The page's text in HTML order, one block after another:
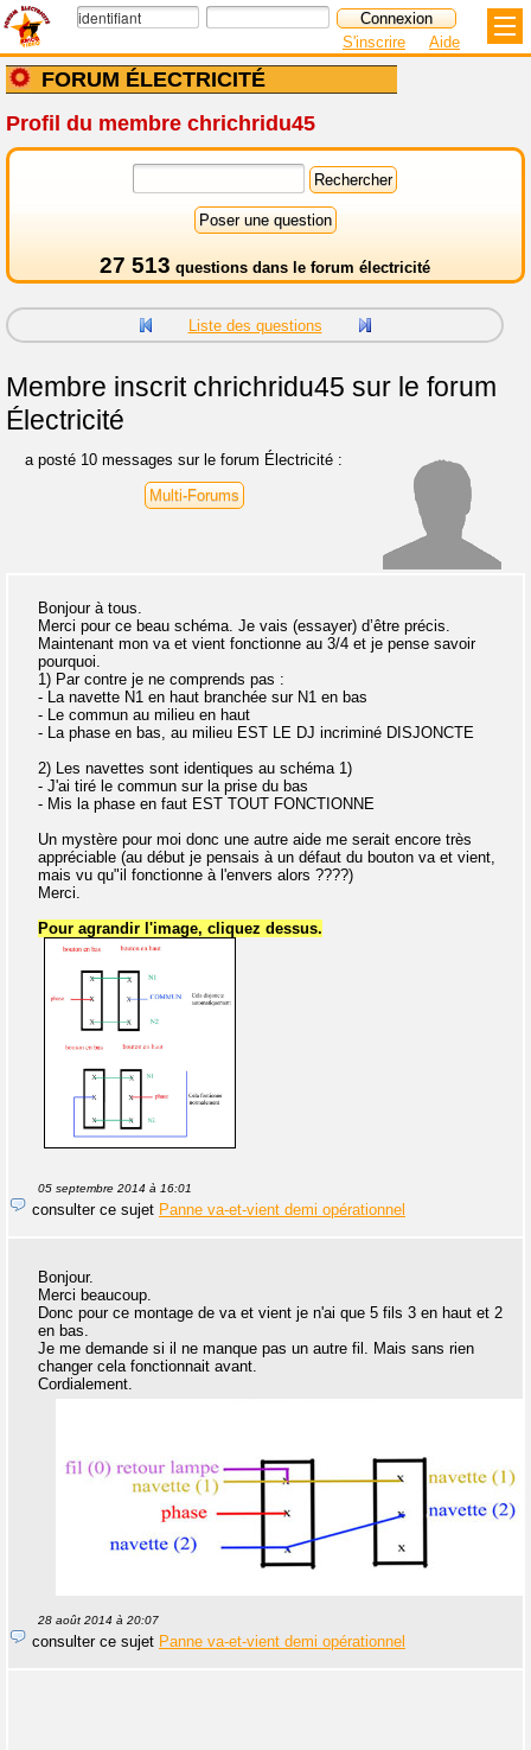
FORUM ÉLECTRICITÉ
S'inscrire Aide
Profil du membre chrichridu45
27 513 questions dans le forum électricité
Liste des questions
Membre inscritchrichridu45 sur le forum
Électricité
a posté 10 messages sur le forum Électricité :
Multi-Forums
Bonjour à tous.
Merci pour ce beau schéma. Je vais (essayer) d’être précis.
Maintenant mon va et vient fonctionne au 3/4 et je pense savoir
pourquoi.
1) Par contre je ne comprends pas :
- La navette N1 en haut branchée sur N1 en bas
- Le commun au milieu en haut
- La phase en bas, au milieu EST LE DJ incriminé DISJONCTE
2) Les navettes sont identiques au schéma 1)
- J'ai tiré le commun sur la prise du bas
- Mis la phase en faut EST TOUT FONCTIONNE
Un mystère pour moi donc une autre aide me serait encore très
appréciable (au début je pensais à un défaut du bouton va et vient,
mais vu qu"il fonctionne à l'envers alors ????)
Merci.
Pour agrandir l'image, cliquez dessus.
05 septembre 2014 à 16:01
consulter ce sujet Panne va-et-vient demi opérationnel
Bonjour.
Merci beaucoup.
Donc pour ce montage de va et vient je n'ai que 5 fils 3 en haut et 2
en bas.
Je me demande si il ne manque pas un autre fil. Mais sans rien
changer cela fonctionnait avant.
Cordialement.
28 août 2014 à 20:07
consulter ce sujet Panne va-et-vient demi opérationnel